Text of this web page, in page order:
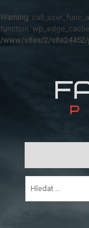
Warning:
function
/www/sites/2/